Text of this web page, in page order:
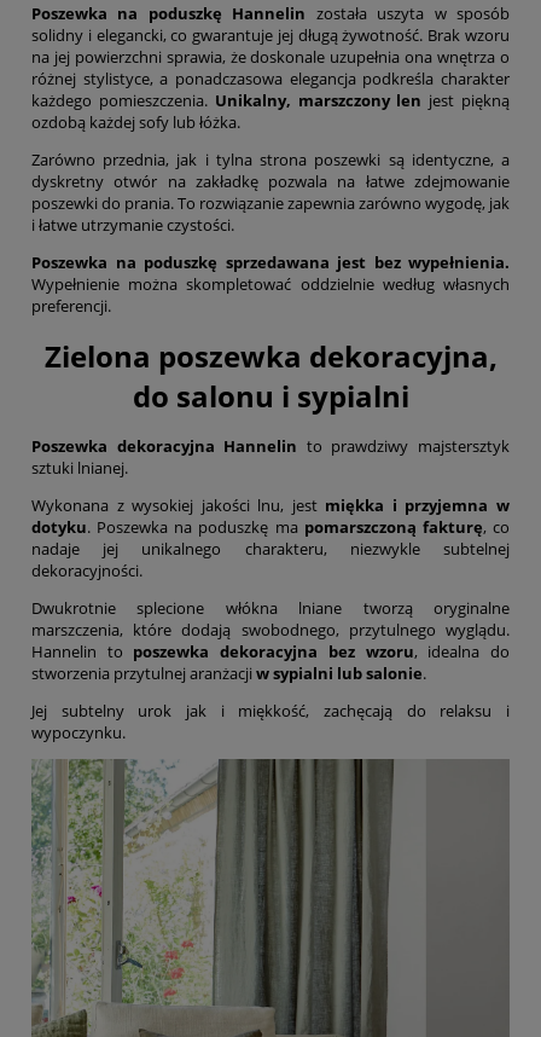
Poszewka na poduszkę Hannelin została uszyta w sposób
solidny i elegancki, co gwarantuje jej długą żywotność. Brak wzoru
na jej powierzchni sprawia, że doskonale uzupełnia ona wnętrza o
różnej stylistyce, a ponadczasowa elegancja podkreśla charakter
każdego pomieszczenia. Unikalny, marszczony len jest piękną
ozdobą każdej sofy lub łóżka.
Zarówno przednia, jak i tylna strona poszewki są identyczne, a
dyskretny otwór na zakładkę pozwala na łatwe zdejmowanie
poszewki do prania. To rozwiązanie zapewnia zarówno wygodę, jak
i łatwe utrzymanie czystości.
Poszewka na poduszkę sprzedawana jest bez wypełnienia.
Wypełnienie można skompletować oddzielnie według własnych
preferencji.
Zielona poszewka dekoracyjna,
do salonu i sypialni
Poszewka dekoracyjna Hannelin to prawdziwy majstersztyk
sztuki lnianej.
Wykonana z wysokiej jakości lnu, jest miękka i przyjemna w
dotyku. Poszewka na poduszkę ma pomarszczoną fakturę, co
nadaje jej unikalnego charakteru, niezwykle subtelnej
dekoracyjności.
Dwukrotnie splecione włókna lniane tworzą oryginalne
marszczenia, które dodają swobodnego, przytulnego wyglądu.
Hannelin to poszewka dekoracyjna bez wzoru, idealna do
stworzenia przytulnej aranżacji w sypialni lub salonie.
Jej subtelny urok jak i miękkość, zachęcają do relaksu i
wypoczynku.